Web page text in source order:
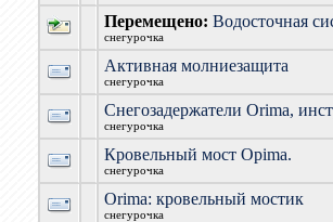
Перемещено: Водосточная
снегурочка
Активная молниезащита
снегурочка
Снегозадержатели Orima,
снегурочка
Кровельный мост Opima.
снегурочка
Orima: кровельный мостик
снегурочка